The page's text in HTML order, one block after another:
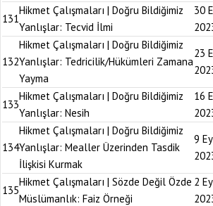
131
Hikmet Çalışmaları | Doğru Bildiğimiz
Yanlışlar: Tecvid İlmi
30
132
Hikmet Çalışmaları | Doğru Bildiğimiz
Yanlışlar: Tedricilik/Hükümleri Zamana
Yayma
23
133
Hikmet Çalışmaları | Doğru Bildiğimiz
Yanlışlar: Nesih
16
134
Hikmet Çalışmaları | Doğru Bildiğimiz
Yanlışlar: Mealler Üzerinden Tasdik
İlişkisi Kurmak
9
135
Hikmet Çalışmaları | Sözde Değil Özde
Müslümanlık: Faiz Örneği
2